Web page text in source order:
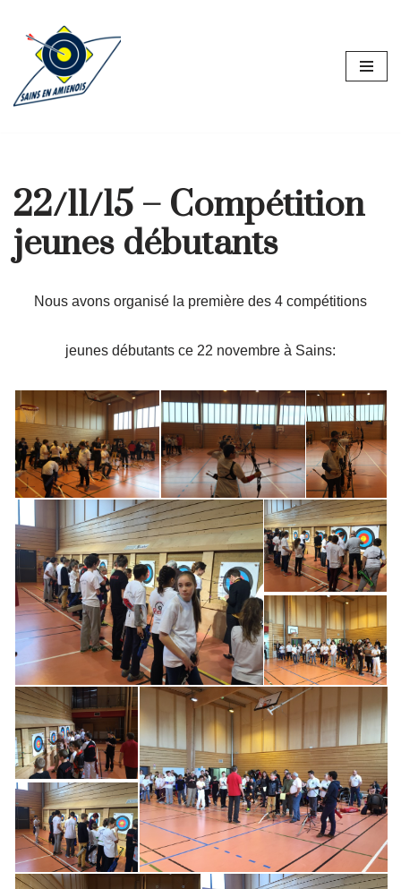
Aller
contenu
22/11/15 – Compétition
jeunes débutants
Nous avons organisé la première des 4 compétitions
jeunes débutants ce 22 novembre à Sains: